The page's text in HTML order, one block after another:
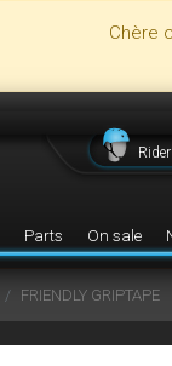
Chère
Parts On sale
FRIENDLY GRIPTAPE